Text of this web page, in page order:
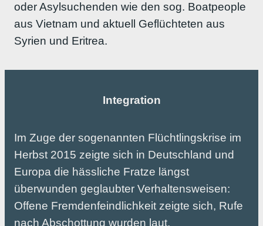
oder Asylsuchenden wie den sog. Boatpeople
aus Vietnam und aktuell Geflüchteten aus
Syrien und Eritrea.
Integration
Im Zuge der sogenannten Flüchtlingskrise im
Herbst 2015 zeigte sich in Deutschland und
Europa die hässliche Fratze längst
überwunden geglaubter Verhaltensweisen:
Offene Fremdenfeindlichkeit zeigte sich, Rufe
nach Abschottung wurden laut,